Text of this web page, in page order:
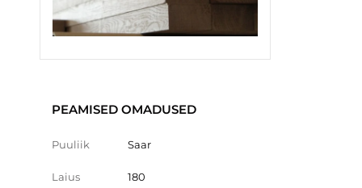
PEAMISED OMADUSED
Puuliik Saar
Laius 180